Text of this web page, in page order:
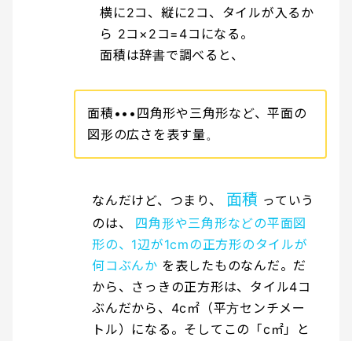
横に2コ、縦に2コ、タイルが入るか
ら 2コ×2コ=4コになる。
面積は辞書で調べると、
面積•••四角形や三角形など、平面の
図形の広さを表す量。
なんだけど、つまり、 面積 っていう
のは、
四角形や三角形などの平面図
形の、1辺が1cmの正方形のタイルが
何コぶんか を表したものなんだ。だ
から、さっきの正方形は、タイル4コ
ぶんだから、4c㎡（平方センチメー
トル）になる。そしてこの「c㎡」と